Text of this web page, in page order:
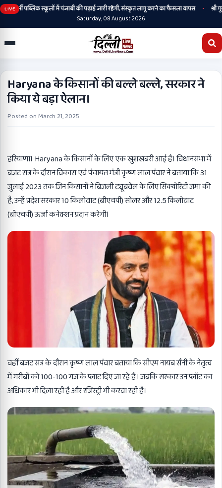
LIVE
आर्मी पब्लिक स्कूलों में पंजाबी की पढ़ाई जारी रहेगी, संस्कृत लागू करने का फैसला वापस •
श्री गुरु
Saturday, 08 August 2026
Haryana के किसानों की बल्ले बल्ले, सरकार ने
किया ये बड़ा ऐलान।
Posted on March 21, 2025
हरियाणा। Haryana के किसानों के लिए एक खुशखबरी आई है। विधानसभा में
बजट सत्र के दौरान विकास एवं पंचायत मंत्री कृष्ण लाल पंवार ने बताया कि 31
जुलाई 2023 तक जिन किसानों ने बिजली ट्यूबवेल के लिए सिक्योरिटी जमा की
है, उन्हें प्रदेश सरकार 10 किलोवाट (बीएचपी) सोलर और 12.5 किलोवाट
(बीएचपी) ऊर्जा कनेक्शन प्रदान करेगी।
वहीं बजट सत्र के दौरान कृष्ण लाल पंवार बताया कि सीएम नायब सैनी के नेतृत्व
में गरीबों को 100-100 गज के प्लाट दिए जा रहे हैं। जबकि सरकार उन प्लॉट का
अधिकार भी दिला रही है और रजिस्ट्री भी करवा रही है।